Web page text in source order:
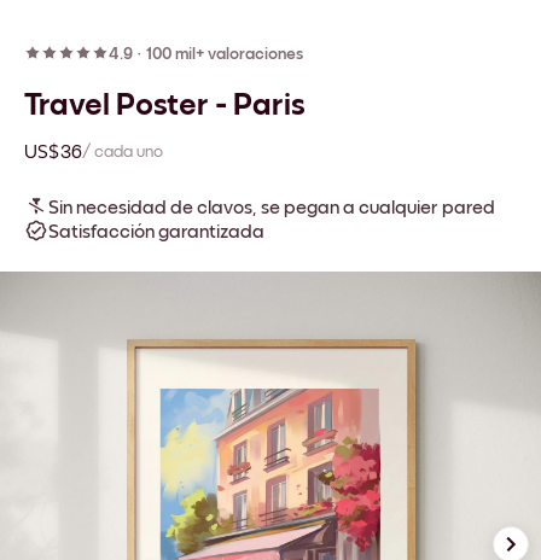
4.9 · 100 mil+ valoraciones
Travel Poster - Paris
US$36/ cada uno
Sin necesidad de clavos, se pegan a cualquier pared
Satisfacción garantizada